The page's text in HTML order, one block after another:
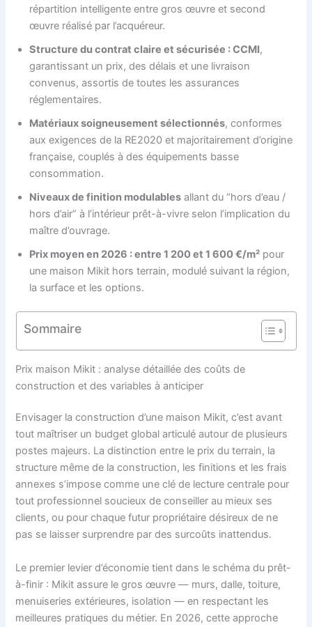
répartition intelligente entre gros œuvre et second
œuvre réalisé par l’acquéreur.
Structure du contrat claire et sécurisée : CCMI,
garantissant un prix, des délais et une livraison
convenus, assortis de toutes les assurances
réglementaires.
Matériaux soigneusement sélectionnés, conformes
aux exigences de la RE2020 et majoritairement d’origine
française, couplés à des équipements basse
consommation.
Niveaux de finition modulables allant du “hors d’eau /
hors d’air” à l’intérieur prêt-à-vivre selon l’implication du
maître d’ouvrage.
Prix moyen en 2026 : entre 1 200 et 1 600 €/m² pour
une maison Mikit hors terrain, modulé suivant la région,
la surface et les options.
Sommaire
Prix maison Mikit : analyse détaillée des coûts de
construction et des variables à anticiper
Envisager la construction d’une maison Mikit, c’est avant
tout maîtriser un budget global articulé autour de plusieurs
postes majeurs. La distinction entre le prix du terrain, la
structure même de la construction, les finitions et les frais
annexes s’impose comme une clé de lecture centrale pour
tout professionnel soucieux de conseiller au mieux ses
clients, ou pour chaque futur propriétaire désireux de ne
pas se laisser surprendre par des surcoûts inattendus.
Le premier levier d’économie tient dans le schéma du prêt-
à-finir : Mikit assure le gros œuvre — murs, dalle, toiture,
menuiseries extérieures, isolation — en respectant les
meilleures pratiques du métier. En 2026, cette approche